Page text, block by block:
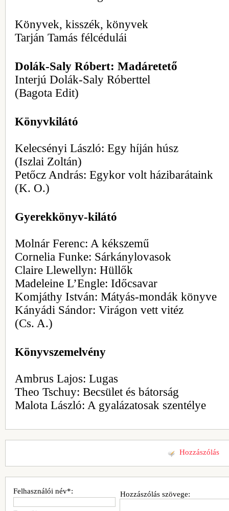
Könyvek, kisszék, könyvek
Tarján Tamás félcédulái
Dolák-Saly Róbert: Madáretető
Interjú Dolák-Saly Róberttel
(Bagota Edit)
Könyvkilátó
Kelecsényi László: Egy híján húsz
(Iszlai Zoltán)
Petőcz András: Egykor volt házibarátaink
(K. O.)
Gyerekkönyv-kilátó
Molnár Ferenc: A kékszemű
Cornelia Funke: Sárkánylovasok
Claire Llewellyn: Hüllők
Madeleine L’Engle: Időcsavar
Komjáthy István: Mátyás-mondák könyve
Kányádi Sándor: Virágon vett vitéz
(Cs. A.)
Könyvszemelvény
Ambrus Lajos: Lugas
Theo Tschuy: Becsület és bátorság
Malota László: A gyalázatosak szentélye
Hozzászólás
Hozzászólás szövege:
Felhasználói név*: